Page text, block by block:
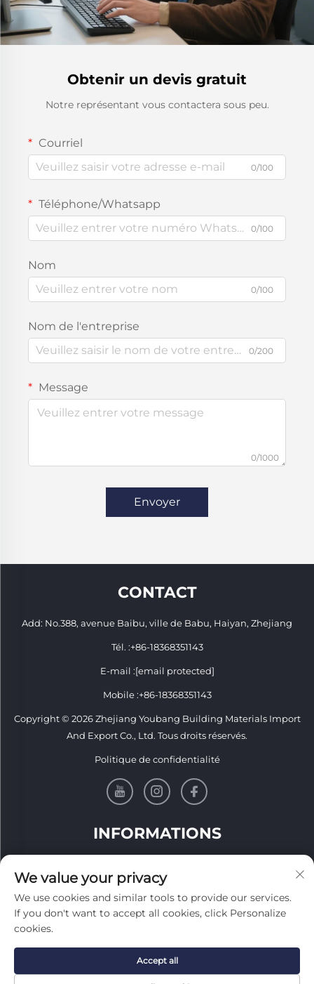
Obtenir un devis gratuit
Notre représentant vous contactera sous peu.
Courriel
0/100
Téléphone/Whatsapp
0/100
Nom
0/100
Nom de l'entreprise
0/200
Message
0/1000
Envoyer
CONTACT
Add: No.388, avenue Baibu, ville de Babu, Haiyan, Zhejiang
Tél. :+86-18368351143
E-mail :[email protected]
Mobile :+86-18368351143
Copyright © 2026 Zhejiang Youbang Building Materials Import
And Export Co., Ltd. Tous droits réservés.
Politique de confidentialité
INFORMATIONS
We value your privacy
We use cookies and similar tools to provide our services.
If you don't want to accept all cookies, click Personalize
cookies.
Accept all